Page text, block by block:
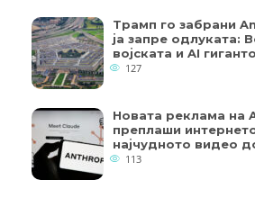
Трамп го забрани
ја запре одлуката:
војската и AI
127
Новата реклама на
преплаши
најчудното видео
113